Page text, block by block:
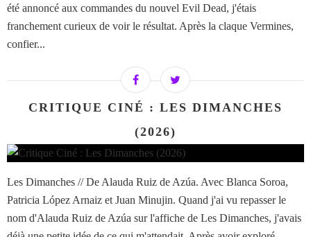
été annoncé aux commandes du nouvel Evil Dead, j'étais
franchement curieux de voir le résultat. Après la claque Vermines,
confier...
CRITIQUE CINÉ : LES DIMANCHES
(2026)
Les Dimanches // De Alauda Ruiz de Azúa. Avec Blanca Soroa,
Patricia López Arnaiz et Juan Minujin. Quand j'ai vu repasser le
nom d'Alauda Ruiz de Azúa sur l'affiche de Les Dimanches, j'avais